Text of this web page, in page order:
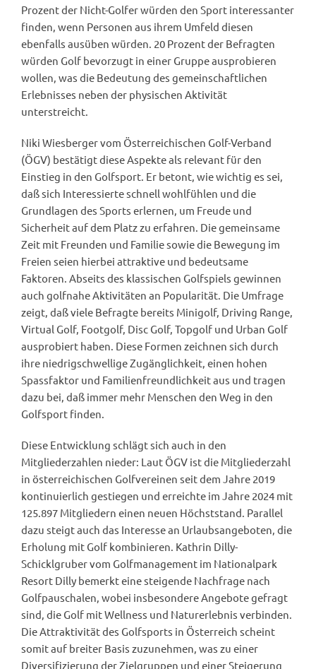
Prozent der Nicht-Golfer würden den Sport interessanter
finden, wenn Personen aus ihrem Umfeld diesen
ebenfalls ausüben würden. 20 Prozent der Befragten
würden Golf bevorzugt in einer Gruppe ausprobieren
wollen, was die Bedeutung des gemeinschaftlichen
Erlebnisses neben der physischen Aktivität
unterstreicht.
Niki Wiesberger vom Österreichischen Golf-Verband
(ÖGV) bestätigt diese Aspekte als relevant für den
Einstieg in den Golfsport. Er betont, wie wichtig es sei,
daß sich Interessierte schnell wohlfühlen und die
Grundlagen des Sports erlernen, um Freude und
Sicherheit auf dem Platz zu erfahren. Die gemeinsame
Zeit mit Freunden und Familie sowie die Bewegung im
Freien seien hierbei attraktive und bedeutsame
Faktoren. Abseits des klassischen Golfspiels gewinnen
auch golfnahe Aktivitäten an Popularität. Die Umfrage
zeigt, daß viele Befragte bereits Minigolf, Driving Range,
Virtual Golf, Footgolf, Disc Golf, Topgolf und Urban Golf
ausprobiert haben. Diese Formen zeichnen sich durch
ihre niedrigschwellige Zugänglichkeit, einen hohen
Spassfaktor und Familienfreundlichkeit aus und tragen
dazu bei, daß immer mehr Menschen den Weg in den
Golfsport finden.
Diese Entwicklung schlägt sich auch in den
Mitgliederzahlen nieder: Laut ÖGV ist die Mitgliederzahl
in österreichischen Golfvereinen seit dem Jahre 2019
kontinuierlich gestiegen und erreichte im Jahre 2024 mit
125.897 Mitgliedern einen neuen Höchststand. Parallel
dazu steigt auch das Interesse an Urlaubsangeboten, die
Erholung mit Golf kombinieren. Kathrin Dilly-
Schicklgruber vom Golfmanagement im Nationalpark
Resort Dilly bemerkt eine steigende Nachfrage nach
Golfpauschalen, wobei insbesondere Angebote gefragt
sind, die Golf mit Wellness und Naturerlebnis verbinden.
Die Attraktivität des Golfsports in Österreich scheint
somit auf breiter Basis zuzunehmen, was zu einer
Diversifizierung der Zielgruppen und einer Steigerung